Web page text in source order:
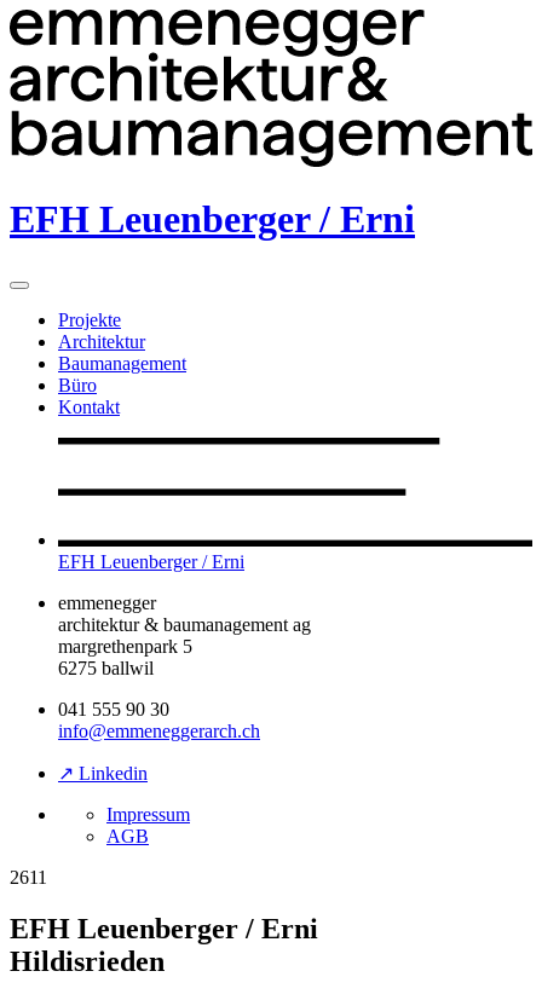
EFH Leuenberger / Erni
Projekte
Architektur
Baumanagement
Büro
Kontakt
EFH Leuenberger / Erni
emmenegger
architektur & baumanagement ag
margrethenpark 5
6275 ballwil
041 555 90 30
info@emmeneggerarch.ch
↗ Linkedin
Impressum
AGB
2611
EFH Leuenberger / Erni
Hildisrieden